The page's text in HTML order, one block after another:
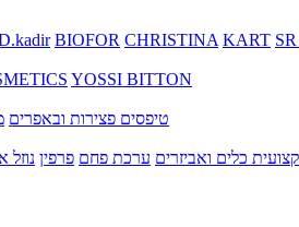
BIOFOR CHRISTINA KART
YOSSI BITTON
טיפסים פצירות ובאפרים
כלים ואביזרים ערכת פחם פרפין